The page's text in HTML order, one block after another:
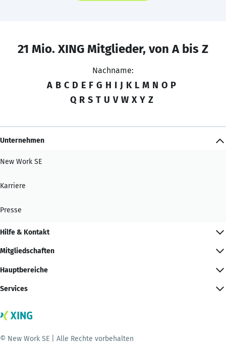
21 Mio. XING Mitglieder, von A bis Z
Nachname:
A B C D E F G H I J K L M N O P
Q R S T U V W X Y Z
Unternehmen
New Work SE
Karriere
Presse
Hilfe & Kontakt
Mitgliedschaften
Hauptbereiche
Services
© New Work SE | Alle Rechte vorbehalten